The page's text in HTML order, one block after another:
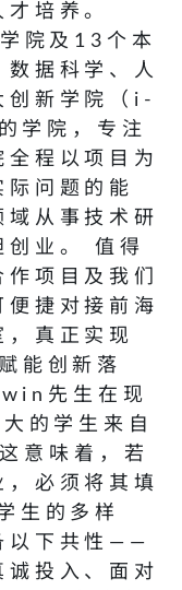
培养。
院及13个本
据科学、人
创新学院（i-
学院，专注
程以项目为
问题的能
从事技术研
创业。 值得
项目及我们
便捷对接前海
真正实现
能创新落
先生在现
的学生来自
意味着，若
必须将其填
生的多样
以下共性——
投入、面对